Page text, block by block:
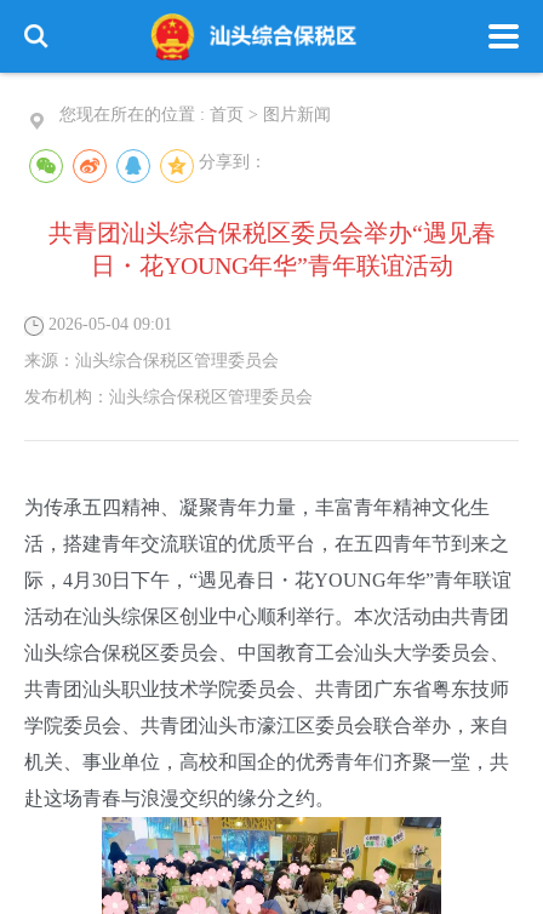
您现在所在的位置 : 首页 > 图片新闻
分享到：
共青团汕头综合保税区委员会举办“遇见春
日・花YOUNG年华”青年联谊活动
2026-05-04 09:01
来源： 汕头综合保税区管理委员会
发布机构： 汕头综合保税区管理委员会
为传承五四精神、凝聚青年力量，丰富青年精神文化生
活，搭建青年交流联谊的优质平台，在五四青年节到来之
际，4月30日下午，“遇见春日・花YOUNG年华”青年联谊
活动在汕头综保区创业中心顺利举行。本次活动由共青团
汕头综合保税区委员会、中国教育工会汕头大学委员会、
共青团汕头职业技术学院委员会、共青团广东省粤东技师
学院委员会、共青团汕头市濠江区委员会联合举办，来自
机关、事业单位，高校和国企的优秀青年们齐聚一堂，共
赴这场青春与浪漫交织的缘分之约。